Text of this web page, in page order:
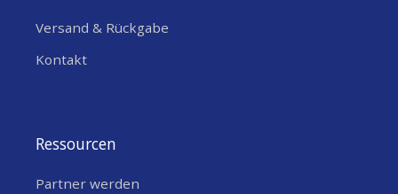
Versand & Rückgabe
Kontakt
Ressourcen
Partner werden